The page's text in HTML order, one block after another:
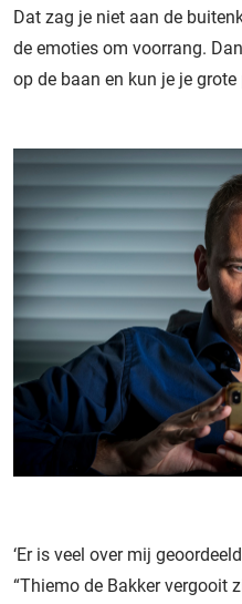
Dat zag je niet aan de
de emoties om voorrang.
op de baan en kun je je
‘Er is veel over mij
“Thiemo de Bakker vergooit